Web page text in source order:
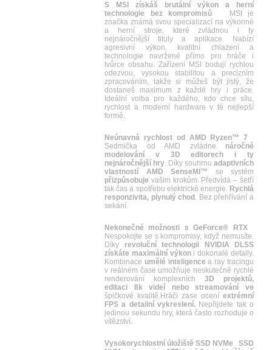
S MSI získáš brutální výkon a herní
technologie bez kompromisů MSI je
značka známá svou specializací na výkonné
a herní stroje, které zvládnou i ty
nejnáročnější tituly a aplikace. Nabízí
agresivní výkon, kvalitní chlazení a
technologie navržené přímo pro hráče i
tvůrce obsahu. Zařízení MSI bodují rychlou
odezvou, vysokou stabilitou a precizním
zpracováním, takže si můžeš být jistý, že
dostaneš maximum z každé hry i práce.
Ideální volba pro každého, kdo chce sílu,
rychlost a moderní hardware v té nejlepší
formě.
Neúnavná rychlost od AMD Ryzen™ 7
Sedmička od AMD zvládne náročné
modelování v 3D editorech i ty
nejnáročnější hry. Díky souhrnu adaptivních
vlastností AMD SenseMI™ se systém
přizpůsobuje vašim krokům. Předvídá – šetří
tak čas a spotřebu elektrické energie. Rychlá
responzivita, plynulý chod . Bez přehřívání a
sekání.
Nekonečné možnosti s GeForce® RTX
Nespokojte se s kompromisy, když nemusíte.
Díky
revoluční technologii NVIDIA DLSS
získáte maximální výkoni dokonalé detaily.
Kombinace umělé inteligence a ray tracingu
v reálném čase umožňuje neskutečně rychlé
renderování komplexních 3D projektů,
editaci 8k videí nebo streamování ve
špičkové kvalitě.Hráči zase ocení extrémní
FPS a detailní vykreslení. Nepřijdete tak o
jedinou sekundu hry, která často rozhoduje o
vítězství.
Vysokorychlostní úložiště SSD NVMe
SSD